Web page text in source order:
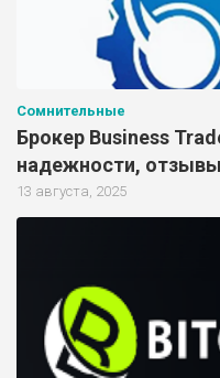
Сомнительные
Брокер Business
надежности,
13 августа, 2025